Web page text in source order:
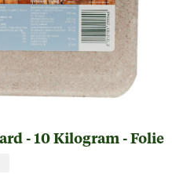
- 10 Kilogram - Folie